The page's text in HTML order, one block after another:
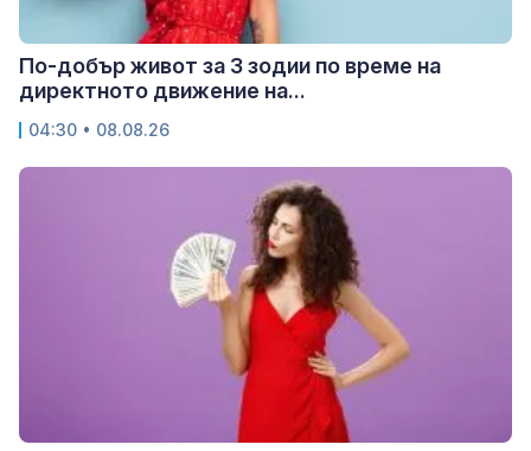
По-добър живот за 3 зодии по време на
директното движение на...
04:30 • 08.08.26